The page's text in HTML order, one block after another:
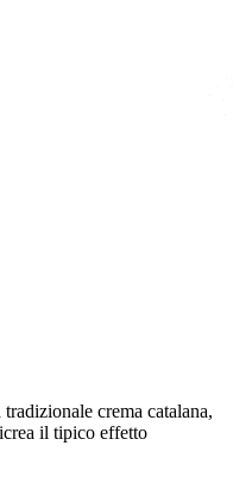
crema catalana,
il tipico effetto